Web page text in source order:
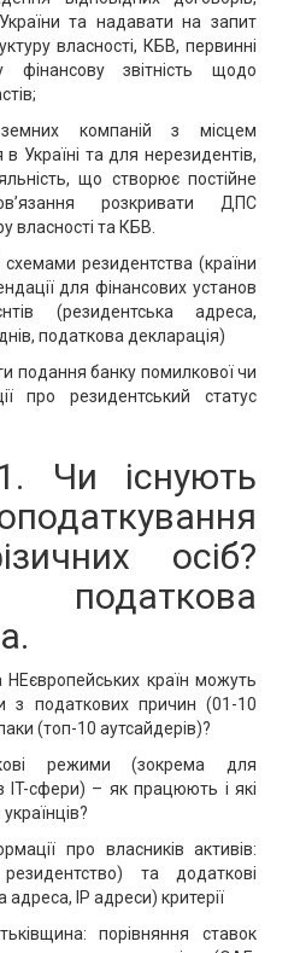
України та надавати на запит
власності, КБВ, первинні
звітність щодо
компаній з місцем
Україні та для нерезидентів,
що створює постійне
розкривати ДПС
власності та КБВ.
резидентства (країни
для фінансових установ
(резидентська адреса,
податкова декларація)
подання банку помилкової чи
про резидентський статус
Чи існують
осіб?
НЕєвропейських країн можуть
з податкових причин (01-10
(топ-10 аутсайдерів)?
режими (зокрема для
IT-сфери) – як працюють і які
про власників активів:
та додаткові
ІР адреси) критерії
порівняння ставок